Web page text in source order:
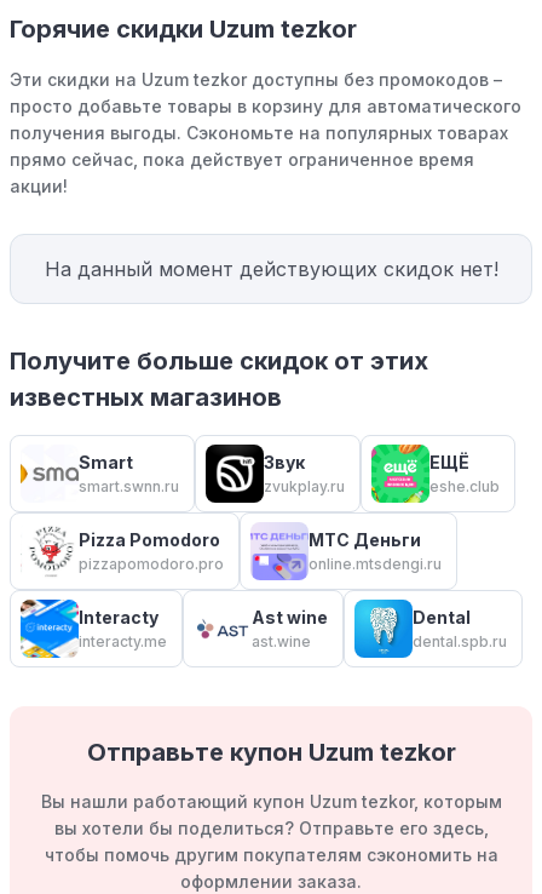
Горячие скидки Uzum tezkor
Эти скидки на Uzum tezkor доступны без промокодов –
просто добавьте товары в корзину для автоматического
получения выгоды. Сэкономьте на популярных товарах
прямо сейчас, пока действует ограниченное время
акции!
На данный момент действующих скидок нет!
Получите больше скидок от этих
известных магазинов
Smart
smart.swnn.ru
Звук
zvukplay.ru
ЕЩЁ
eshe.club
Pizza Pomodoro
pizzapomodoro.pro
МТС Деньги
online.mtsdengi.ru
Interacty
interacty.me
Ast wine
ast.wine
Dental
dental.spb.ru
Отправьте купон Uzum tezkor
Вы нашли работающий купон Uzum tezkor, которым
вы хотели бы поделиться? Отправьте его здесь,
чтобы помочь другим покупателям сэкономить на
оформлении заказа.